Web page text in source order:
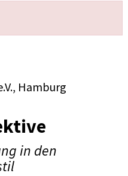
Hamburg
in den